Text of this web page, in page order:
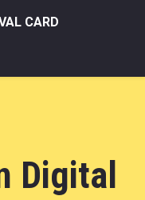
CARD
Digital